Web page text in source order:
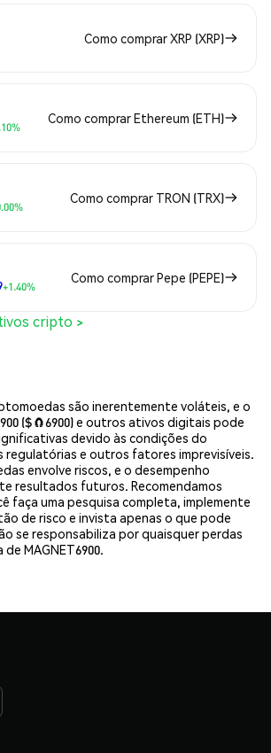
Como comprar XRP (XRP)
Como comprar Ethereum (ETH)
Como comprar TRON (TRX)
+1.40%
Como comprar Pepe (PEPE)
cripto >
são inerentemente voláteis, e o
($🧲6900) e outros ativos digitais pode
devido às condições do
regulatórias e outros fatores imprevisíveis.
envolve riscos, e o desempenho
resultados futuros. Recomendamos
faça uma pesquisa completa, implemente
de risco e invista apenas o que pode
se responsabiliza por quaisquer perdas
MAGNET6900.